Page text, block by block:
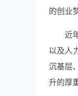
的创业
近
以及人
沉基层
升的厚